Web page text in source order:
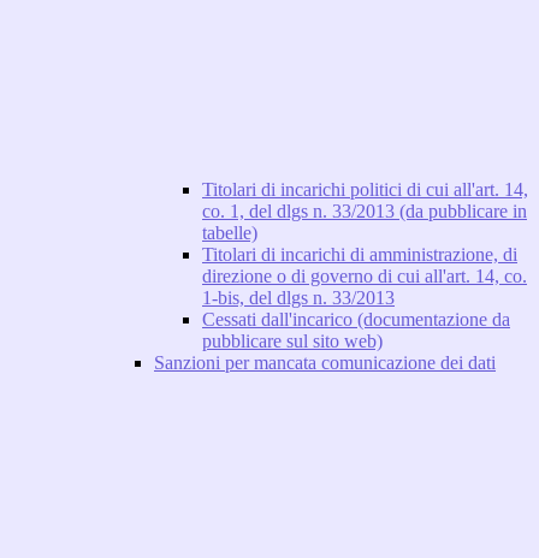
Titolari di incarichi politici di cui all'art. 14,
co. 1, del dlgs n. 33/2013 (da pubblicare in
tabelle)
Titolari di incarichi di amministrazione, di
direzione o di governo di cui all'art. 14, co.
1-bis, del dlgs n. 33/2013
Cessati dall'incarico (documentazione da
pubblicare sul sito web)
Sanzioni per mancata comunicazione dei dati